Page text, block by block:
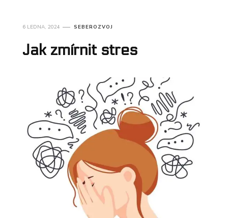
6 LEDNA, 2024 SEBEROZVOJ
Jak zmírnit stres